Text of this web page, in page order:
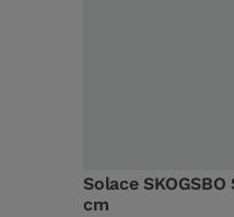
Solace
cm